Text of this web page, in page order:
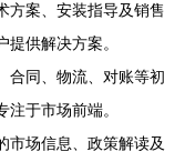
方案、安装指导及销售
供解决方案。
合同、物流、对账等初
于市场前端。
市场信息、政策解读及